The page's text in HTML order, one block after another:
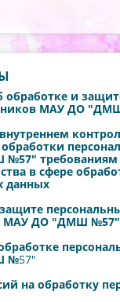
обработке и
МАУ ДО
обработки
требованиям
в сфере
данных
МАУ ДО "ДМШ №57"
№57"
на обработку